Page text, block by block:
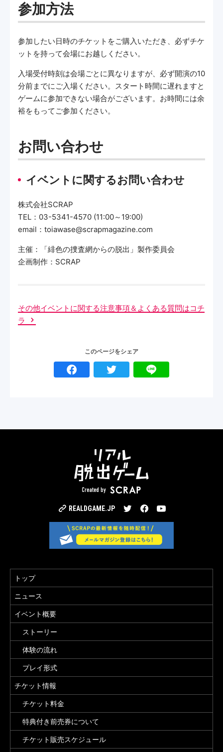
参加方法
参加したい日時のチケットをご購入いただき、必ずチケ
ットを持って会場にお越しください。
入場受付時刻は会場ごとに異なりますが、必ず開演の10
分前までにご入場ください。スタート時間に遅れますと
ゲームに参加できない場合がございます。お時間には余
裕をもってご参加ください。
お問い合わせ
イベントに関するお問い合わせ
株式会社SCRAP
TEL：03-5341-4570 (11:00～19:00)
email：toiawase@scrapmagazine.com
主催：「緋色の捜査網からの脱出」製作委員会
企画制作：SCRAP
その他イベントに関する注意事項＆よくある質問はコチ
ラ
このページをシェア
REALDGAME.JP TwitterFacebook
YouTube
トップ
ニュース
イベント概要
ストーリー
体験の流れ
プレイ形式
チケット情報
チケット料金
特典付き前売券について
チケット販売スケジュール